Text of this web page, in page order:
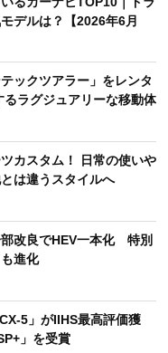
デルは？【2026年6月
ックツアラー」をレンタ
ラグジュアリーな移動体
カスタム！ 日常の使いや
は違うスタイルへ
部改良でHEV一本化 特別
進化
5」がIIHS最高評価獲
」を受賞